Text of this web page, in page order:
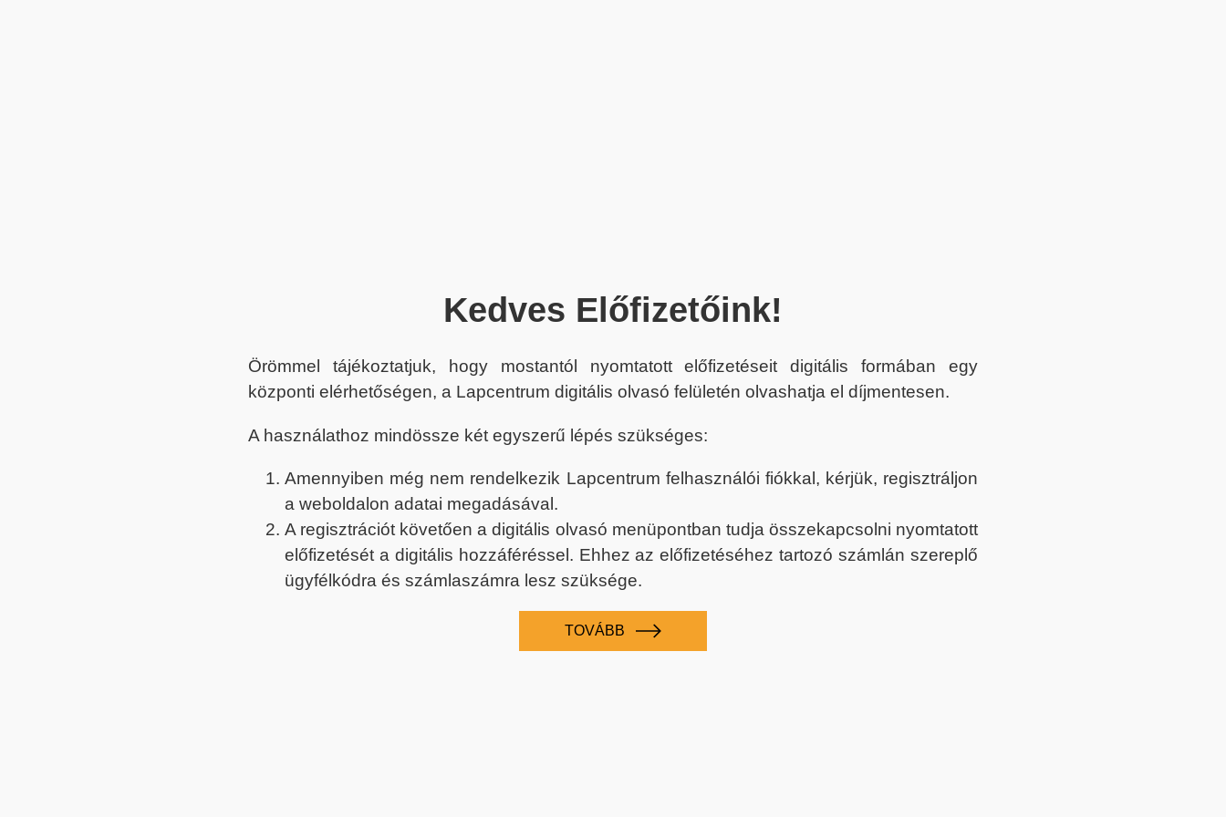
Kedves Előfizetőink!
Örömmel tájékoztatjuk, hogy mostantól nyomtatott előfizetéseit digitális formában egy
központi elérhetőségen, a Lapcentrum digitális olvasó felületén olvashatja el díjmentesen.
A használathoz mindössze két egyszerű lépés szükséges:
Amennyiben még nem rendelkezik Lapcentrum felhasználói fiókkal, kérjük, regisztráljon
a weboldalon adatai megadásával.
A regisztrációt követően a digitális olvasó menüpontban tudja összekapcsolni nyomtatott
előfizetését a digitális hozzáféréssel. Ehhez az előfizetéséhez tartozó számlán szereplő
ügyfélkódra és számlaszámra lesz szüksége.
TOVÁBB